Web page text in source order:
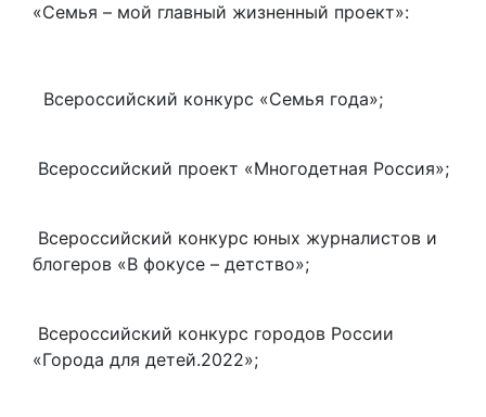
«Семья – мой главный жизненный проект»:
Всероссийский конкурс «Семья года»;
Всероссийский проект «Многодетная Россия»;
Всероссийский конкурс юных журналистов и
блогеров «В фокусе – детство»;
Всероссийский конкурс городов России
«Города для детей.2022»;